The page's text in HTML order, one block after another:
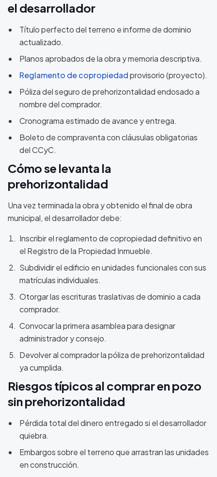
el desarrollador
Título perfecto del terreno e informe de dominio
actualizado.
Planos aprobados de la obra y memoria descriptiva.
Reglamento de copropiedadprovisorio (proyecto).
Póliza del seguro de prehorizontalidad endosado a
nombre del comprador.
Cronograma estimado de avance y entrega.
Boleto de compraventa con cláusulas obligatorias
del CCyC.
Cómo se levanta la
prehorizontalidad
Una vez terminada la obra y obtenido el final de obra
municipal, el desarrollador debe:
Inscribir el reglamento de copropiedad definitivo en
el Registro de la Propiedad Inmueble.
Subdividir el edificio en unidades funcionales con sus
matrículas individuales.
Otorgar las escrituras traslativas de dominio a cada
comprador.
Convocar la primera asamblea para designar
administrador y consejo.
Devolver al comprador la póliza de prehorizontalidad
ya cumplida.
Riesgos típicos al comprar en pozo
sin prehorizontalidad
Pérdida total del dinero entregado si el desarrollador
quiebra.
Embargos sobre el terreno que arrastran las unidades
en construcción.